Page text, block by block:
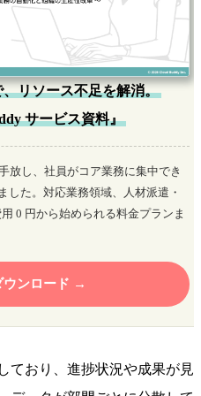
リソース不足を解消。
サービス資料』
放し、社員がコア業務に集中でき
した。対応業務領域、人材派遣・
0 円から始められる料金プランま
ウンロード
ており、進捗状況や成果が見